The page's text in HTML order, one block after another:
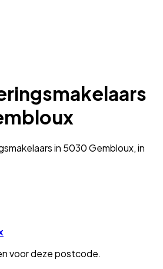
in 5030 Gembloux, in
voor deze postcode.